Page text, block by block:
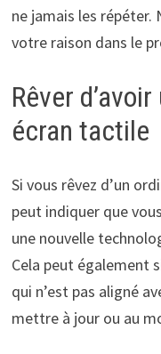
ne jamais les répéter.
votre raison dans le
Rêver
écran tactile
Si vous rêvez d’un
peut indiquer que
une nouvelle
Cela peut également
qui n’est pas aligné
mettre à jour ou au